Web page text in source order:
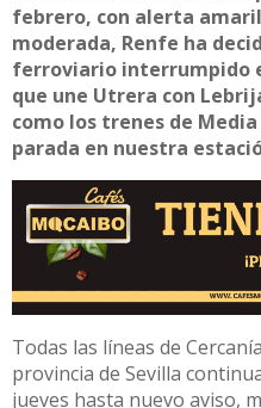
febrero, con alerta
moderada, Renfe ha
ferroviario interrumpido
que une Utrera con
como los trenes de
parada en nuestra
Todas las líneas de
provincia de Sevilla
jueves hasta nuevo aviso,